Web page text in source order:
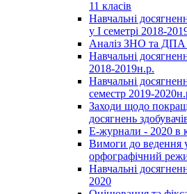
11 класів
Навчальні
у І семетрі 2018-
Аналіз ЗНО та ДПА
Навчальні
2018-2019н.р.
Навчальні
семестр 2019-
Заходи щодо
досягнень
Е-журнали - 2020 в
Вимоги до ведення
орфографічний
Навчальні
2020